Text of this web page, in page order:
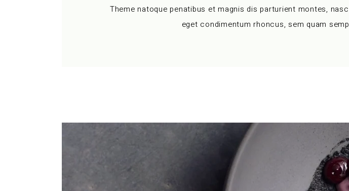
Theme natoque penatibus et magnis dis parturient montes,
eget condimentum rhoncus, sem quam